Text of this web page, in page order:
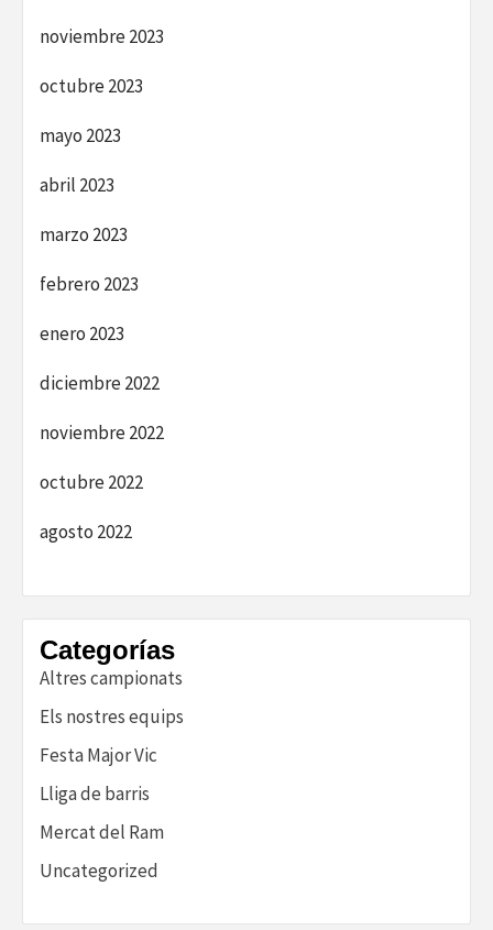
noviembre 2023
octubre 2023
mayo 2023
abril 2023
marzo 2023
febrero 2023
enero 2023
diciembre 2022
noviembre 2022
octubre 2022
agosto 2022
Categorías
Altres campionats
Els nostres equips
Festa Major Vic
Lliga de barris
Mercat del Ram
Uncategorized